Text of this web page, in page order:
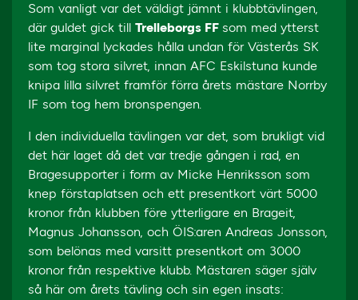
Som vanligt var det väldigt jämnt i klubbtävlingen,
där guldet gick till Trelleborgs FF som med ytterst
lite marginal lyckades hålla undan för Västerås SK
som tog stora silvret, innan AFC Eskilstuna kunde
knipa lilla silvret framför förra årets mästare Norrby
IF som tog hem bronspengen.
I den individuella tävlingen var det, som brukligt vid
det här laget då det var tredje gången i rad, en
Bragesupporter i form av Micke Henriksson som
knep förstaplatsen och ett presentkort värt 5000
kronor från klubben före ytterligare en Brageit,
Magnus Johansson, och ÖIS:aren Andreas Jonsson,
som belönas med varsitt presentkort om 3000
kronor från respektive klubb. Mästaren säger själv
så här om årets tävling och sin egen insats: